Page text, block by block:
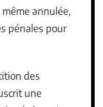
annulée,
pénales pour
des
une